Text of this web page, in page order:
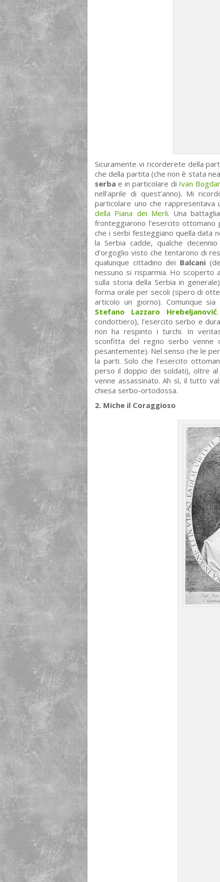
Sicuramente vi ricorderete della
che della partita (che non è stata
serba e in particolare di Ivan
nell’aprile di quest’anno). Mi
particolare uno che
della Piana dei Merli. Una
fronteggiarono l’esercito
che i serbi festeggiano quella data
la Serbia cadde, qualche
d’orgoglio visto che tentarono di
qualunque cittadino dei Balcani
nessuno si risparmia. Ho scoperto
sulla storia della Serbia in
forma orale per secoli (spero di
articolo un giorno). Comunque
Stefano Lazzaro Hrebeljanović
condottiero), l’esercito serbo e
non ha respinto i turchi. In
sconfitta del regno serbo venne
pesantemente). Nel senso che le
la parti. Solo che l’esercito
perso il doppio dei soldati), oltre
venne assassinato. Ah sì, il tutto
chiesa serbo-ortodossa.
2. Miche il Coraggioso